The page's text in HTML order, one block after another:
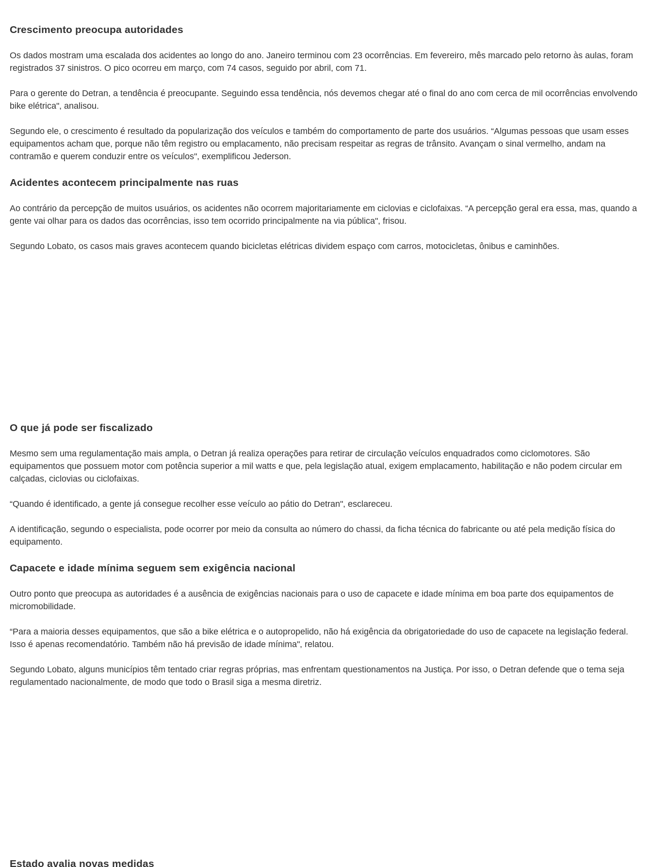
Crescimento preocupa autoridades
Os dados mostram uma escalada dos acidentes ao longo do ano. Janeiro terminou com 23 ocorrências. Em fevereiro, mês marcado pelo retorno às aulas, foram
registrados 37 sinistros. O pico ocorreu em março, com 74 casos, seguido por abril, com 71.
Para o gerente do Detran, a tendência é preocupante. Seguindo essa tendência, nós devemos chegar até o final do ano com cerca de mil ocorrências envolvendo
bike elétrica", analisou.
Segundo ele, o crescimento é resultado da popularização dos veículos e também do comportamento de parte dos usuários. “Algumas pessoas que usam esses
equipamentos acham que, porque não têm registro ou emplacamento, não precisam respeitar as regras de trânsito. Avançam o sinal vermelho, andam na
contramão e querem conduzir entre os veículos", exemplificou Jederson.
Acidentes acontecem principalmente nas ruas
Ao contrário da percepção de muitos usuários, os acidentes não ocorrem majoritariamente em ciclovias e ciclofaixas. “A percepção geral era essa, mas, quando a
gente vai olhar para os dados das ocorrências, isso tem ocorrido principalmente na via pública", frisou.
Segundo Lobato, os casos mais graves acontecem quando bicicletas elétricas dividem espaço com carros, motocicletas, ônibus e caminhões.
O que já pode ser fiscalizado
Mesmo sem uma regulamentação mais ampla, o Detran já realiza operações para retirar de circulação veículos enquadrados como ciclomotores. São
equipamentos que possuem motor com potência superior a mil watts e que, pela legislação atual, exigem emplacamento, habilitação e não podem circular em
calçadas, ciclovias ou ciclofaixas.
“Quando é identificado, a gente já consegue recolher esse veículo ao pátio do Detran", esclareceu.
A identificação, segundo o especialista, pode ocorrer por meio da consulta ao número do chassi, da ficha técnica do fabricante ou até pela medição física do
equipamento.
Capacete e idade mínima seguem sem exigência nacional
Outro ponto que preocupa as autoridades é a ausência de exigências nacionais para o uso de capacete e idade mínima em boa parte dos equipamentos de
micromobilidade.
“Para a maioria desses equipamentos, que são a bike elétrica e o autopropelido, não há exigência da obrigatoriedade do uso de capacete na legislação federal.
Isso é apenas recomendatório. Também não há previsão de idade mínima", relatou.
Segundo Lobato, alguns municípios têm tentado criar regras próprias, mas enfrentam questionamentos na Justiça. Por isso, o Detran defende que o tema seja
regulamentado nacionalmente, de modo que todo o Brasil siga a mesma diretriz.
Estado avalia novas medidas